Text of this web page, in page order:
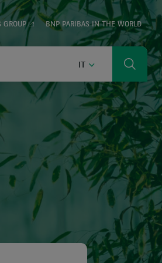
GROUP BNP PARIBAS IN THE WORLD
ITITALIANO Ricerca